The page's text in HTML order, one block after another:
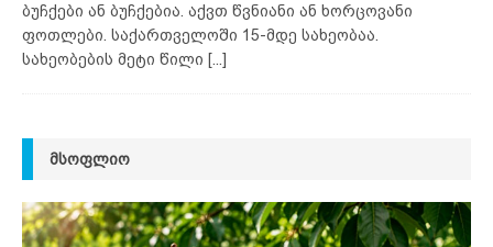
ბუჩქები ან ბუჩქებია. აქვთ წვნიანი ან ხორცოვანი
ფოთლები. საქართველოში 15-მდე სახეობაა.
სახეობების მეტი წილი [...]
ᲛᲡᲝᲤᲚᲘᲝ